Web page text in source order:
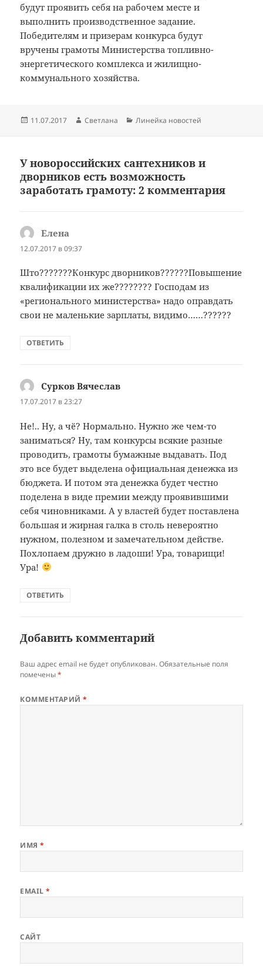
будут проявить себя на рабочем месте и
выполнить производственное задание.
Победителям и призерам конкурса будут
вручены грамоты Министерства топливно-
энергетического комплекса и жилищно-
коммунального хозяйства.
Опубликовано
11.07.2017 Автор
Светлана Рубрики
Линейка новостей
У новороссийских сантехников и
дворников есть возможность
заработать грамоту: 2 комментария
Елена
12.07.2017 в 09:37
Што???????Конкурс дворников??????Повышение
квалификации их же???????? Господам из
«регионального министерства» надо оправдать
свои не маленькие зарплаты, видимо……??????
ОТВЕТИТЬ
Сурков Вячеслав
17.07.2017 в 23:27
Не!.. Ну, а чё? Нормально. Нужно же чем-то
заниматься? Ну, там конкурсы всякие разные
проводить, грамоты бумажные выдавать. Под
это все будет выделена официальная денежка из
бюджета. И потом эта денежка будет честно
поделена в виде премии между проявившими
себя чиновниками. А у властей будет поставлена
большая и жирная галка в столь невероятно
нужном, полезном и замечательном действе.
Похлопаем дружно в ладоши! Ура, товарищи!
Ура!
ОТВЕТИТЬ
Добавить комментарий
Ваш адрес email не будет опубликован. Обязательные поля
помечены*
КОММЕНТАРИЙ*
ИМЯ*
EMAIL*
САЙТ